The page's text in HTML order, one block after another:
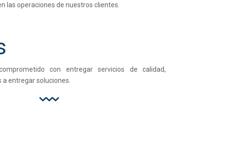
las operaciones de nuestros clientes.
con entregar servicios de calidad,
entregar soluciones.